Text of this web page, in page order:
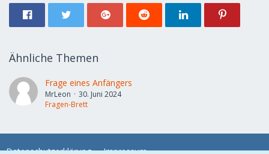
Ähnliche Themen
Frage eines Anfängers
MrLeon
30. Juni 2024
Fragen-Brett
Datenschutzerklärung Impressum